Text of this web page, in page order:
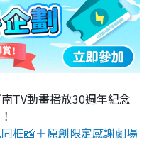
TV動畫播放30週年紀念
框📸＋原創限定感謝劇場